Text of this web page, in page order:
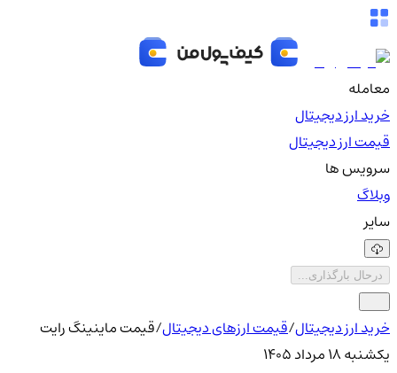
معامله
خرید ارز دیجیتال
قیمت ارز دیجیتال
سرویس ها
وبلاگ
سایر
درحال بارگذاری...
خرید ارز دیجیتال/قیمت ارزهای دیجیتال/قیمت ماینینگ رایت
یکشنبه ۱۸ مرداد ۱۴۰۵